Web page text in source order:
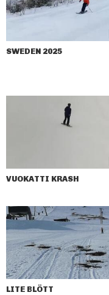
SWEDEN 2025
VUOKATTI KRASH
LITE BLÖTT